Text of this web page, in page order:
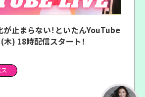
が止まらない！といたんYouTube
木) 18時配信スタート！